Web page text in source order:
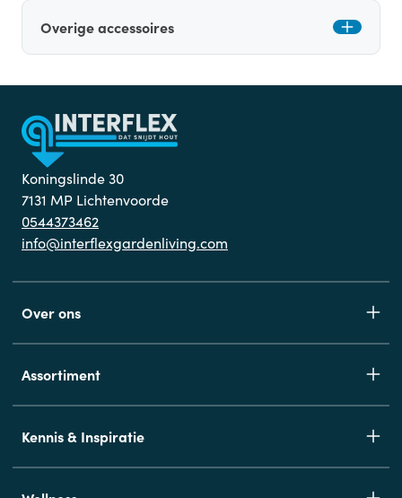
Overige accessoires
Koningslinde 30
7131 MP Lichtenvoorde
0544373462
info@interflexgardenliving.com
Over ons
Assortiment
Kennis & Inspiratie